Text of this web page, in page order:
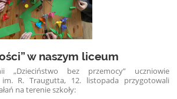
w naszym liceum
„Dzieciństwo bez przemocy” uczniowie
R. Traugutta, 12. listopada przygotowali
na terenie szkoły: